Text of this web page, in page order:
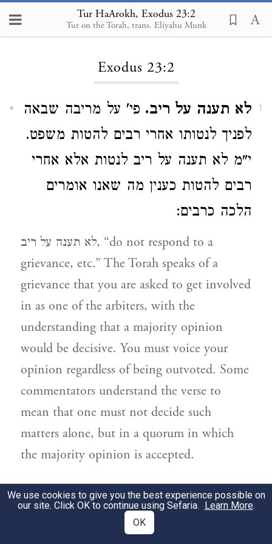
Tur HaArokh, Exodus 23:2
Tur on the Torah, trans. Eliyahu Munk
Loading...
Exodus 23:2
1 לא תענה על ריב. פי' על מריבה שבאה
לפניך לנטותו אחרי רבים להטות משפט.
י"מ לא תענה על ריב לנטות אלא אחרי
רבים להטות כענין מה שאנו אומרים
הלכה כרבים:
לא תענה על ריב, “do not respond to a
grievance, etc.” The Torah speaks of a
grievance that you are asked to get involved
in as one of the arbiters, with the
understanding that a majority opinion
would be decisive. You must voice your
opinion regardless of being outvoted. Some
commentators understand the verse to
mean that one must not decide such
matters alone, but in a quorum in which
the majority opinion is accepted.
Exodus 23:5
וחדלת מעזוב לו.פי' חדל לך מעזוב לו
We use cookies to give you the best experience possible on
our site. Click OK to continue using Sefaria. Learn More.
OK